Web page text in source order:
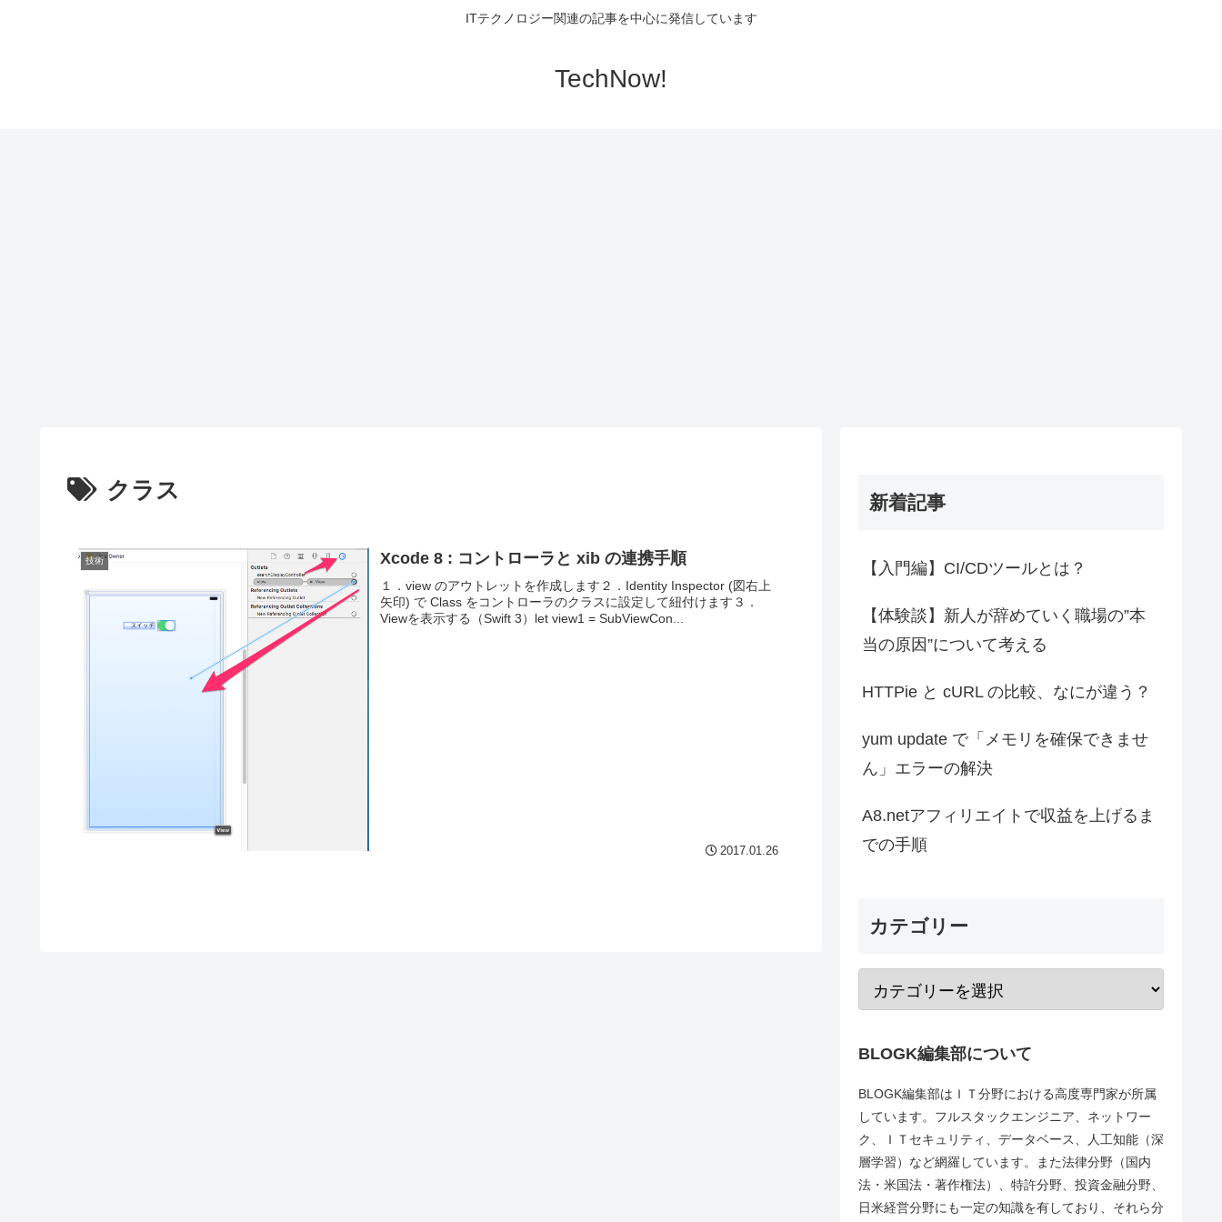
ITテクノロジー関連の記事を中心に発信しています
TechNow!
クラス
技術 Xcode 8 : コントローラと xib の連携手順
１．view のアウトレットを作成します２．Identity Inspector (図右上
矢印) で Class をコントローラのクラスに設定して紐付けます３．
Viewを表示する（Swift 3）let view1 = SubViewCon...
2017.01.26
新着記事
【入門編】CI/CDツールとは？
【体験談】新人が辞めていく職場の”本
当の原因”について考える
HTTPie と cURL の比較、なにが違う？
yum update で「メモリを確保できませ
ん」エラーの解決
A8.netアフィリエイトで収益を上げるま
での手順
カテゴリー
BLOGK編集部について
BLOGK編集部はＩＴ分野における高度専門家が所属
しています。フルスタックエンジニア、ネットワー
ク、ＩＴセキュリティ、データベース、人工知能（深
層学習）など網羅しています。また法律分野（国内
法・米国法・著作権法）、特許分野、投資金融分野、
日米経営分野にも一定の知識を有しており、それら分